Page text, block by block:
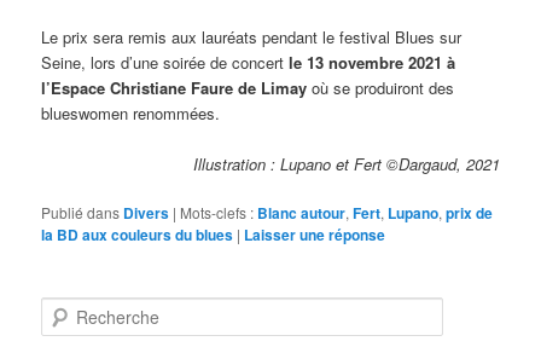
Le prix sera remis aux lauréats pendant le festival Blues sur
Seine, lors d’une soirée de concert le 13 novembre 2021 à
l’Espace Christiane Faure de Limayoù se produiront des
blueswomen renommées.
Illustration : Lupano et Fert ©Dargaud, 2021
Publié dans Divers | Mots-clefs : Blanc autour,Fert, Lupano,prix de
la BD aux couleurs du blues | Laisser une réponse
Recherche